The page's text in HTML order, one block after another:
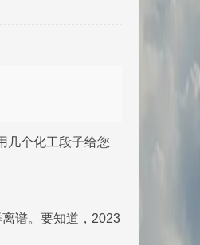
几个化工段子给您
谱。要知道，2023